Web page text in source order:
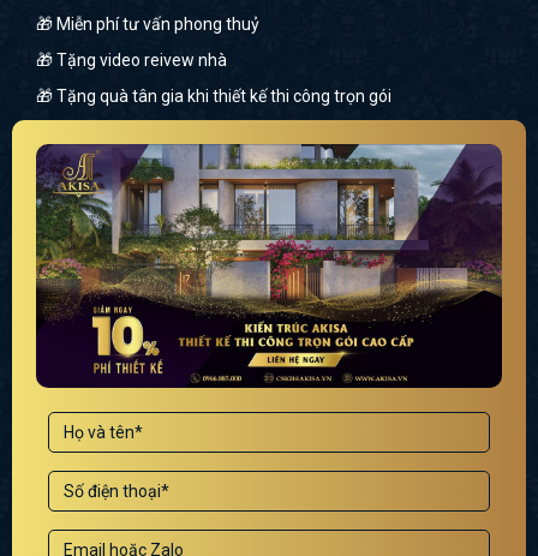
🎁 Miễn phí tư vấn phong thuỷ
🎁 Tặng video reivew nhà
🎁 Tặng quà tân gia khi thiết kế thi công trọn gói